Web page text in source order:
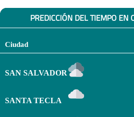
PREDICCIÓN DEL TIEMPO EN
Ciudad
SAN SALVADOR
SANTA TECLA